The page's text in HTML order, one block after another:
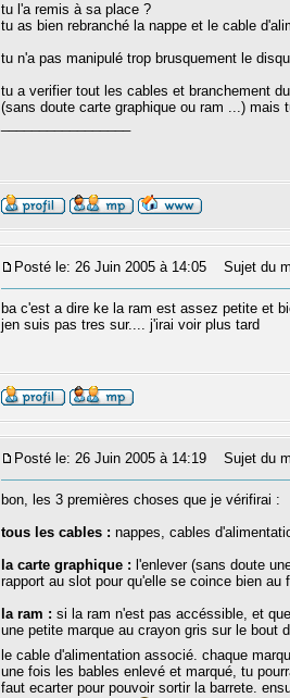
tu l'a remis à sa place ?
tu as bien rebranché la nappe et le cable
tu n'a pas manipulé trop brusquement le
tu a verifier tout les cables et branchement
(sans doute carte graphique ou ram ...)
Posté le: 26 Juin 2005 à 14:05 Sujet du
ba c'est a dire ke la ram est assez petite et
jen suis pas tres sur.... j'irai voir plus tard
Posté le: 26 Juin 2005 à 14:19 Sujet du
bon, les 3 premières choses que je vérifirai :
tous les cables : nappes, cables
la carte graphique : l'enlever (sans doute
rapport au slot pour qu'elle se coince bien
la ram : si la ram n'est pas accéssible, et
une petite marque au crayon gris sur le bout
le cable d'alimentation associé. chaque
une fois les bables enlevé et marqué, tu
faut ecarter pour pouvoir sortir la barrete.